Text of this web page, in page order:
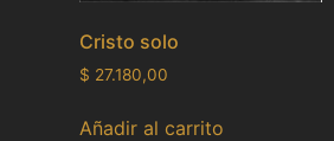
Cristo solo
$ 27.180,00
Añadir al carrito